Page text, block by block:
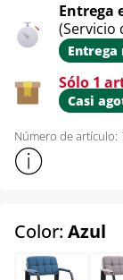
Entrega
(Servicio
Entrega
Sólo 1
Casi
Número de artículo:
Mostrar más
Color: Azul